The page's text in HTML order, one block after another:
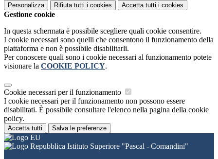
Personalizza Rifiuta tutti i cookies Accetta tutti i cookies
Gestione cookie
In questa schermata è possibile scegliere quali cookie consentire.
I cookie necessari sono quelli che consentono il funzionamento della
piattaforma e non è possibile disabilitarli.
Per conoscere quali sono i cookie necessari al funzionamento potete
visionare la COOKIE POLICY.
Cookie necessari per il funzionamento
I cookie necessari per il funzionamento non possono essere
disabilitati. È possibile consultare l'elenco nella pagina della cookie
policy.
Accetta tutti Salva le preferenze
Istituto Superiore "Pascal - Comandini"